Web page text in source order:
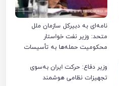
نامه‌ای به دبیرکل سازمان ملل
متحد: وزیر نفت خواستار
محکومیت حمله‌ها به تأسیسات
وزیر دفاع: حرکت ایران به‌سوی
تجهیزات نظامی هوشمند